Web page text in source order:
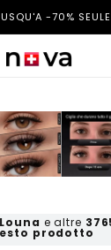
-70%
e altre
prodotto